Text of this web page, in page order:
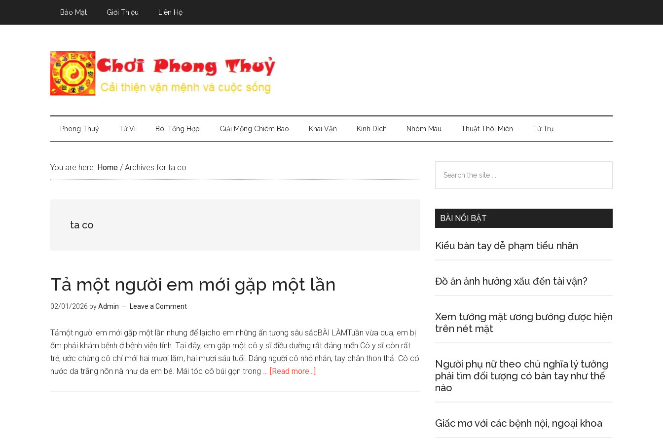
Bảo Mật Giới Thiệu Liên Hệ
Phong Thuỷ Tử Vi Bói Tổng Hợp Giải Mộng Chiêm Bao Khai Vận Kinh Dịch Nhóm Máu Thuật Thôi Miên Tứ Trụ
You are here: Home / Archives for ta co
ta co
Tả một người em mới gặp một lần
02/01/2026 byAdmin Leave a Comment
Tảmột người em mới gặp một lần nhưng để lạicho em những ấn tượng sâu sắcBÀI LÀMTuần vừa qua, em bị
ốm phải khám bệnh ở bệnh viện tỉnh. Tại đây, em gặp một cô y sĩ điều dưỡng rất đáng mến.Cô y sĩ còn rất
trẻ, ước chừng cô chỉ mới hai mươi lăm, hai mươi sáu tuổi. Dáng người cô nhỏ nhắn, tay chân thon thả. Cô có
nước da trắng nõn nà như da em bé. Mái tóc cô búi gọn trong … [Read more...]
Primary
Sidebar
the
BÀI NỔI BẬT
Kiểu bàn tay dễ phạm tiểu nhân
Đồ ăn ảnh hưởng xấu đến tài vận?
Xem tướng mặt ương bướng được hiện
trên nét mặt
Người phụ nữ theo chủ nghĩa lý tưởng
phải tìm đối tượng có bàn tay như thế
nào
Giấc mơ với các bệnh nội, ngoại khoa